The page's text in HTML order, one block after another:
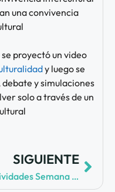
una convivencia
proyectó un video
y luego se
y simulaciones
solo a través de un
SIGUIENTE
Actividades Semana Verde